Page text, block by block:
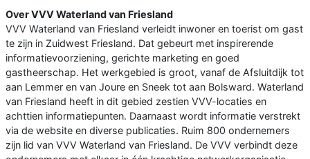
Over VVV Waterland van Friesland
VVV Waterland van Friesland verleidt inwoner en toerist om gast
te zijn in Zuidwest Friesland. Dat gebeurt met inspirerende
informatievoorziening, gerichte marketing en goed
gastheerschap. Het werkgebied is groot, vanaf de Afsluitdijk tot
aan Lemmer en van Joure en Sneek tot aan Bolsward. Waterland
van Friesland heeft in dit gebied zestien VVV-locaties en
achttien informatiepunten. Daarnaast wordt informatie verstrekt
via de website en diverse publicaties. Ruim 800 ondernemers
zijn lid van VVV Waterland van Friesland. De VVV verbindt deze